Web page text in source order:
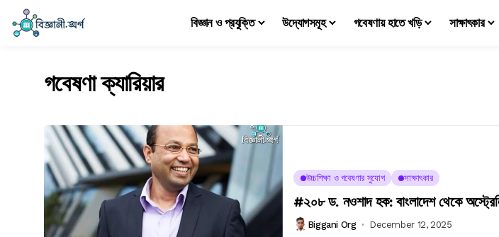
বিজ্ঞান ও প্রযুক্তি উদ্যোগসমূহ গবেষণায় হাতে খড়ি সাক্ষাৎকার
গবেষণা ক্যারিয়ার
উচ্চশিক্ষা ও গবেষণার সুযোগ সাক্ষাৎকার
#২০৮ ড. নওশাদ হক: বাংলাদেশ থেকে
Biggani Org December 12, 2025